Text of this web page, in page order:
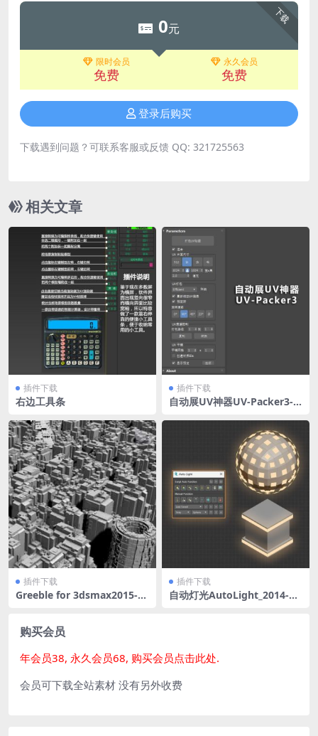
下载
0元
限时会员
免费
永久会员
免费
登录后购买
下载遇到问题？可联系客服或反馈 QQ: 321725563
相关文章
插件下载
右边工具条
插件下载
自动展UV神器​UV-Packer3-
插件下载
Greeble for 3dsmax2015-20
插件下载
自动灯光AutoLight_2014-20
购买会员
年会员38, 永久会员68, 购买会员点击此处.
会员可下载全站素材 没有另外收费